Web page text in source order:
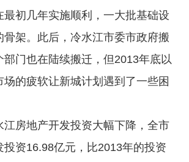
初几年实施顺利，一大批基础设
骨架。此后，冷水江市委市政府搬
部门也在陆续搬迁，但2013年底以
的疲软让新城计划遇到了一些困
房地产开发投资大幅下降，全市
投资16.98亿元，比2013年的投资